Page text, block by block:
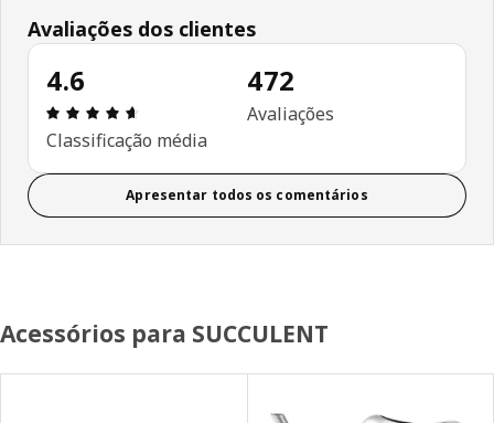
Avaliações dos clientes
4.6
Avaliações: 4.6 de 5 estrelas. Total de
Classificação média
472
Avaliações
Apresentar todos os comentários
Acessórios para SUCCULENT